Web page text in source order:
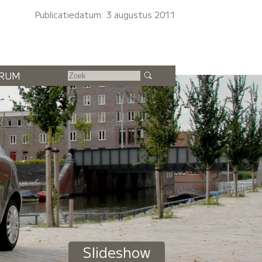
Publicatiedatum: 3 augustus 2011
Slideshow